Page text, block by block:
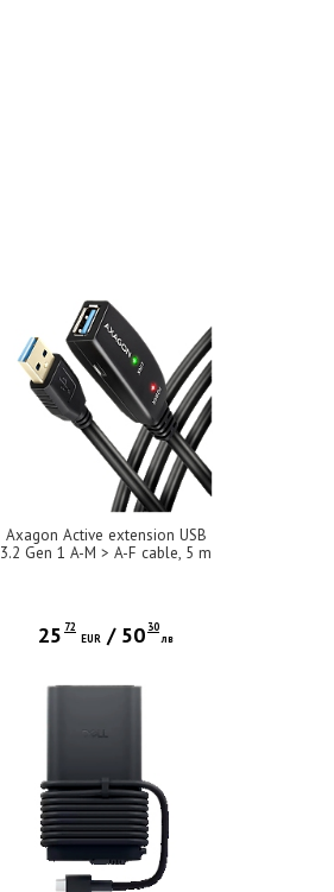
Axagon Active extension USB
3.2 Gen 1 A-M > A-F cable, 5 m
25 72
EUR / 50 30
лв